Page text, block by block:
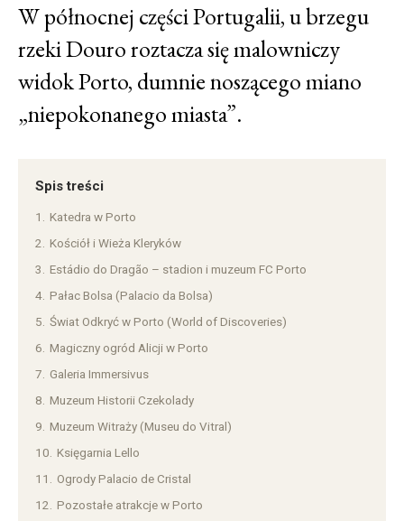
W północnej części Portugalii, u brzegu
rzeki Douro roztacza się malowniczy
widok Porto, dumnie noszącego miano
„niepokonanego miasta”.
Spis treści
1.
Katedra w Porto
2.
Kościół i Wieża Kleryków
3.
Estádio do Dragão – stadion i muzeum FC Porto
4. Pałac Bolsa (Palacio da Bolsa)
5. Świat Odkryć w Porto (World of Discoveries)
6. Magiczny ogród Alicji w Porto
7. Galeria Immersivus
8. Muzeum Historii Czekolady
9. Muzeum Witraży (Museu do Vitral)
10. Księgarnia Lello
11.
Ogrody Palacio de Cristal
12.
Pozostałe atrakcje w Porto